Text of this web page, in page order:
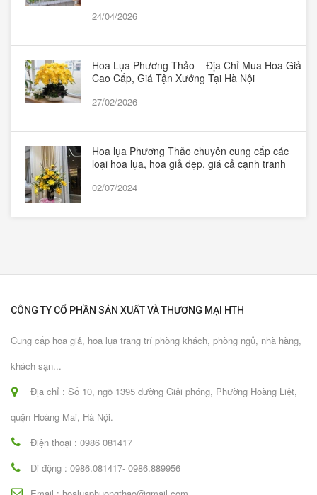
24/04/2026
Hoa Lụa Phương Thảo – Địa Chỉ Mua Hoa Giả
Cao Cấp, Giá Tận Xưởng Tại Hà Nội
27/02/2026
Hoa lụa Phương Thảo chuyên cung cấp các
loại hoa lụa, hoa giả đẹp, giá cả cạnh tranh
02/07/2024
CÔNG TY CỔ PHẦN SẢN XUẤT VÀ THƯƠNG MẠI HTH
Cung cấp hoa giả, hoa lụa trang trí phòng khách, phòng ngủ, nhà hàng,
khách sạn...
Địa chỉ : Số 10, ngõ 1395 đường Giải phóng, Phường Hoàng Liệt,
quận Hoàng Mai, Hà Nội.
Điện thoại : 0986 081417
Di động : 0986.081417- 0986.889956